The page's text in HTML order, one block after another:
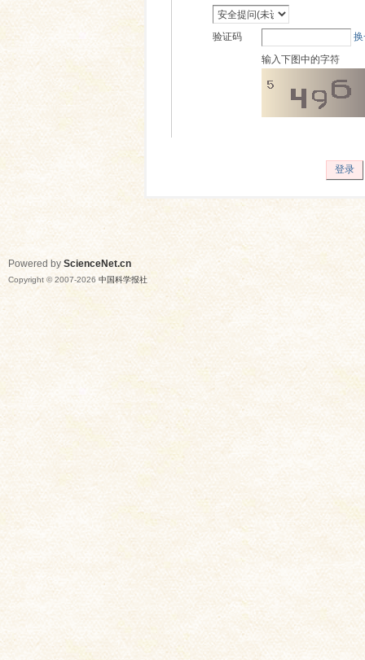
验证码
输入下图中的字符
登录
Powered by ScienceNet.cn
Copyright © 2007-2026 中国科学报社